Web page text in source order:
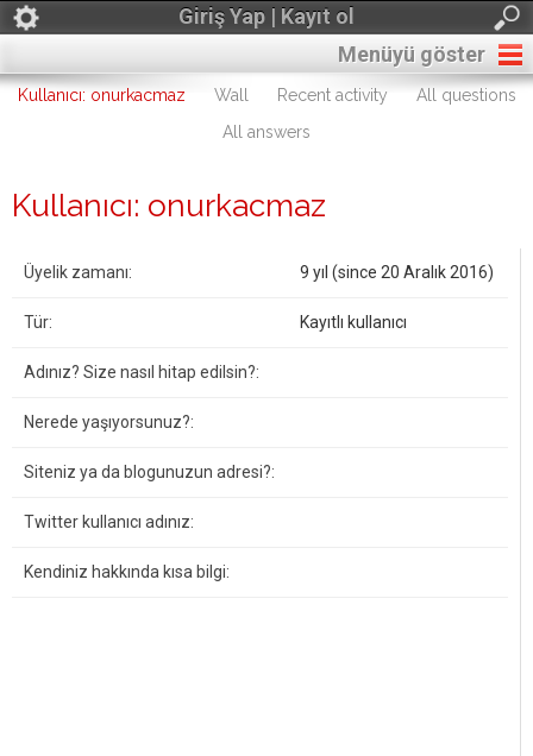
Giriş Yap | Kayıt ol
Menüyü göster
Kullanıcı: onurkacmaz Wall Recent activity
All questions
All answers
Kullanıcı: onurkacmaz
Üyelik zamanı: 9 yıl (since 20 Aralık 2016)
Tür: Kayıtlı kullanıcı
Adınız? Size nasıl hitap edilsin?:
Nerede yaşıyorsunuz?:
Siteniz ya da blogunuzun adresi?:
Twitter kullanıcı adınız:
Kendiniz hakkında kısa bilgi: